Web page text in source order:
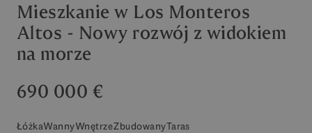
Mieszkanie w Los Monteros
Altos - Nowy rozwój z widokiem
na morze
690 000 €
ŁóżkaWannyWnętrzeZbudowanyTaras